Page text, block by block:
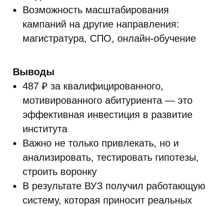
Возможность масштабирования
кампаний на другие направления:
магистратура, СПО, онлайн-обучение
Выводы
487 ₽ за квалифицированного,
мотивированного абитуриента — это
эффективная инвестиция в развитие
института
Важно не только привлекать, но и
анализировать, тестировать гипотезы,
строить воронку
В результате ВУЗ получил работающую
систему, которая приносит реальных